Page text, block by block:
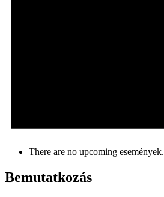
There are no upcoming események.
Bemutatkozás